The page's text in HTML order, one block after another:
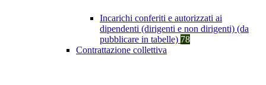
Incarichi conferiti e autorizzati ai
dipendenti (dirigenti e non dirigenti) (da
pubblicare in tabelle) 78
Contrattazione collettiva